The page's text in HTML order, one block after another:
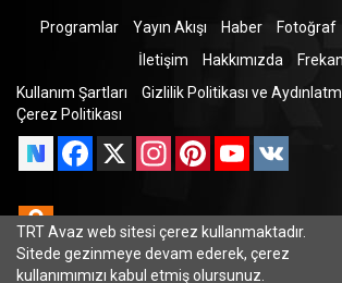
Programlar Yayın Akışı Haber Fotoğraf
İletişim
Hakkımızda
Kullanım Şartları
Gizlilik Politikası ve
Çerez Politikası
Facebook
X InstagramPinterestYouTube
Odnoklassniki
TRT Avaz web sitesi çerez kullanmaktadır.
Sitede gezinmeye devam ederek, çerez
kullanımımızı kabul etmiş olursunuz.